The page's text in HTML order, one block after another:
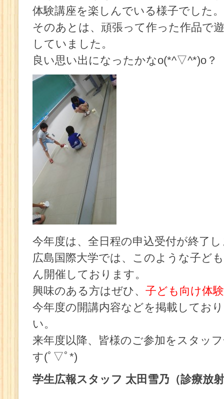
体験講座を楽しんでいる様子でした。
そのあとは、頑張って作った作品で
していました。
良い思い出になったかなo(*^▽^*)o？
今年度は、全日程の申込受付が終了
広島国際大学では、このような子ど
ん開催しております。
興味のある方はぜひ、 子ども向け体
今年度の開講内容などを掲載してお
い。
来年度以降、皆様のご参加をスタッ
す(ﾟ▽ﾟ*)
学生広報スタッフ 太田雪乃（診療放